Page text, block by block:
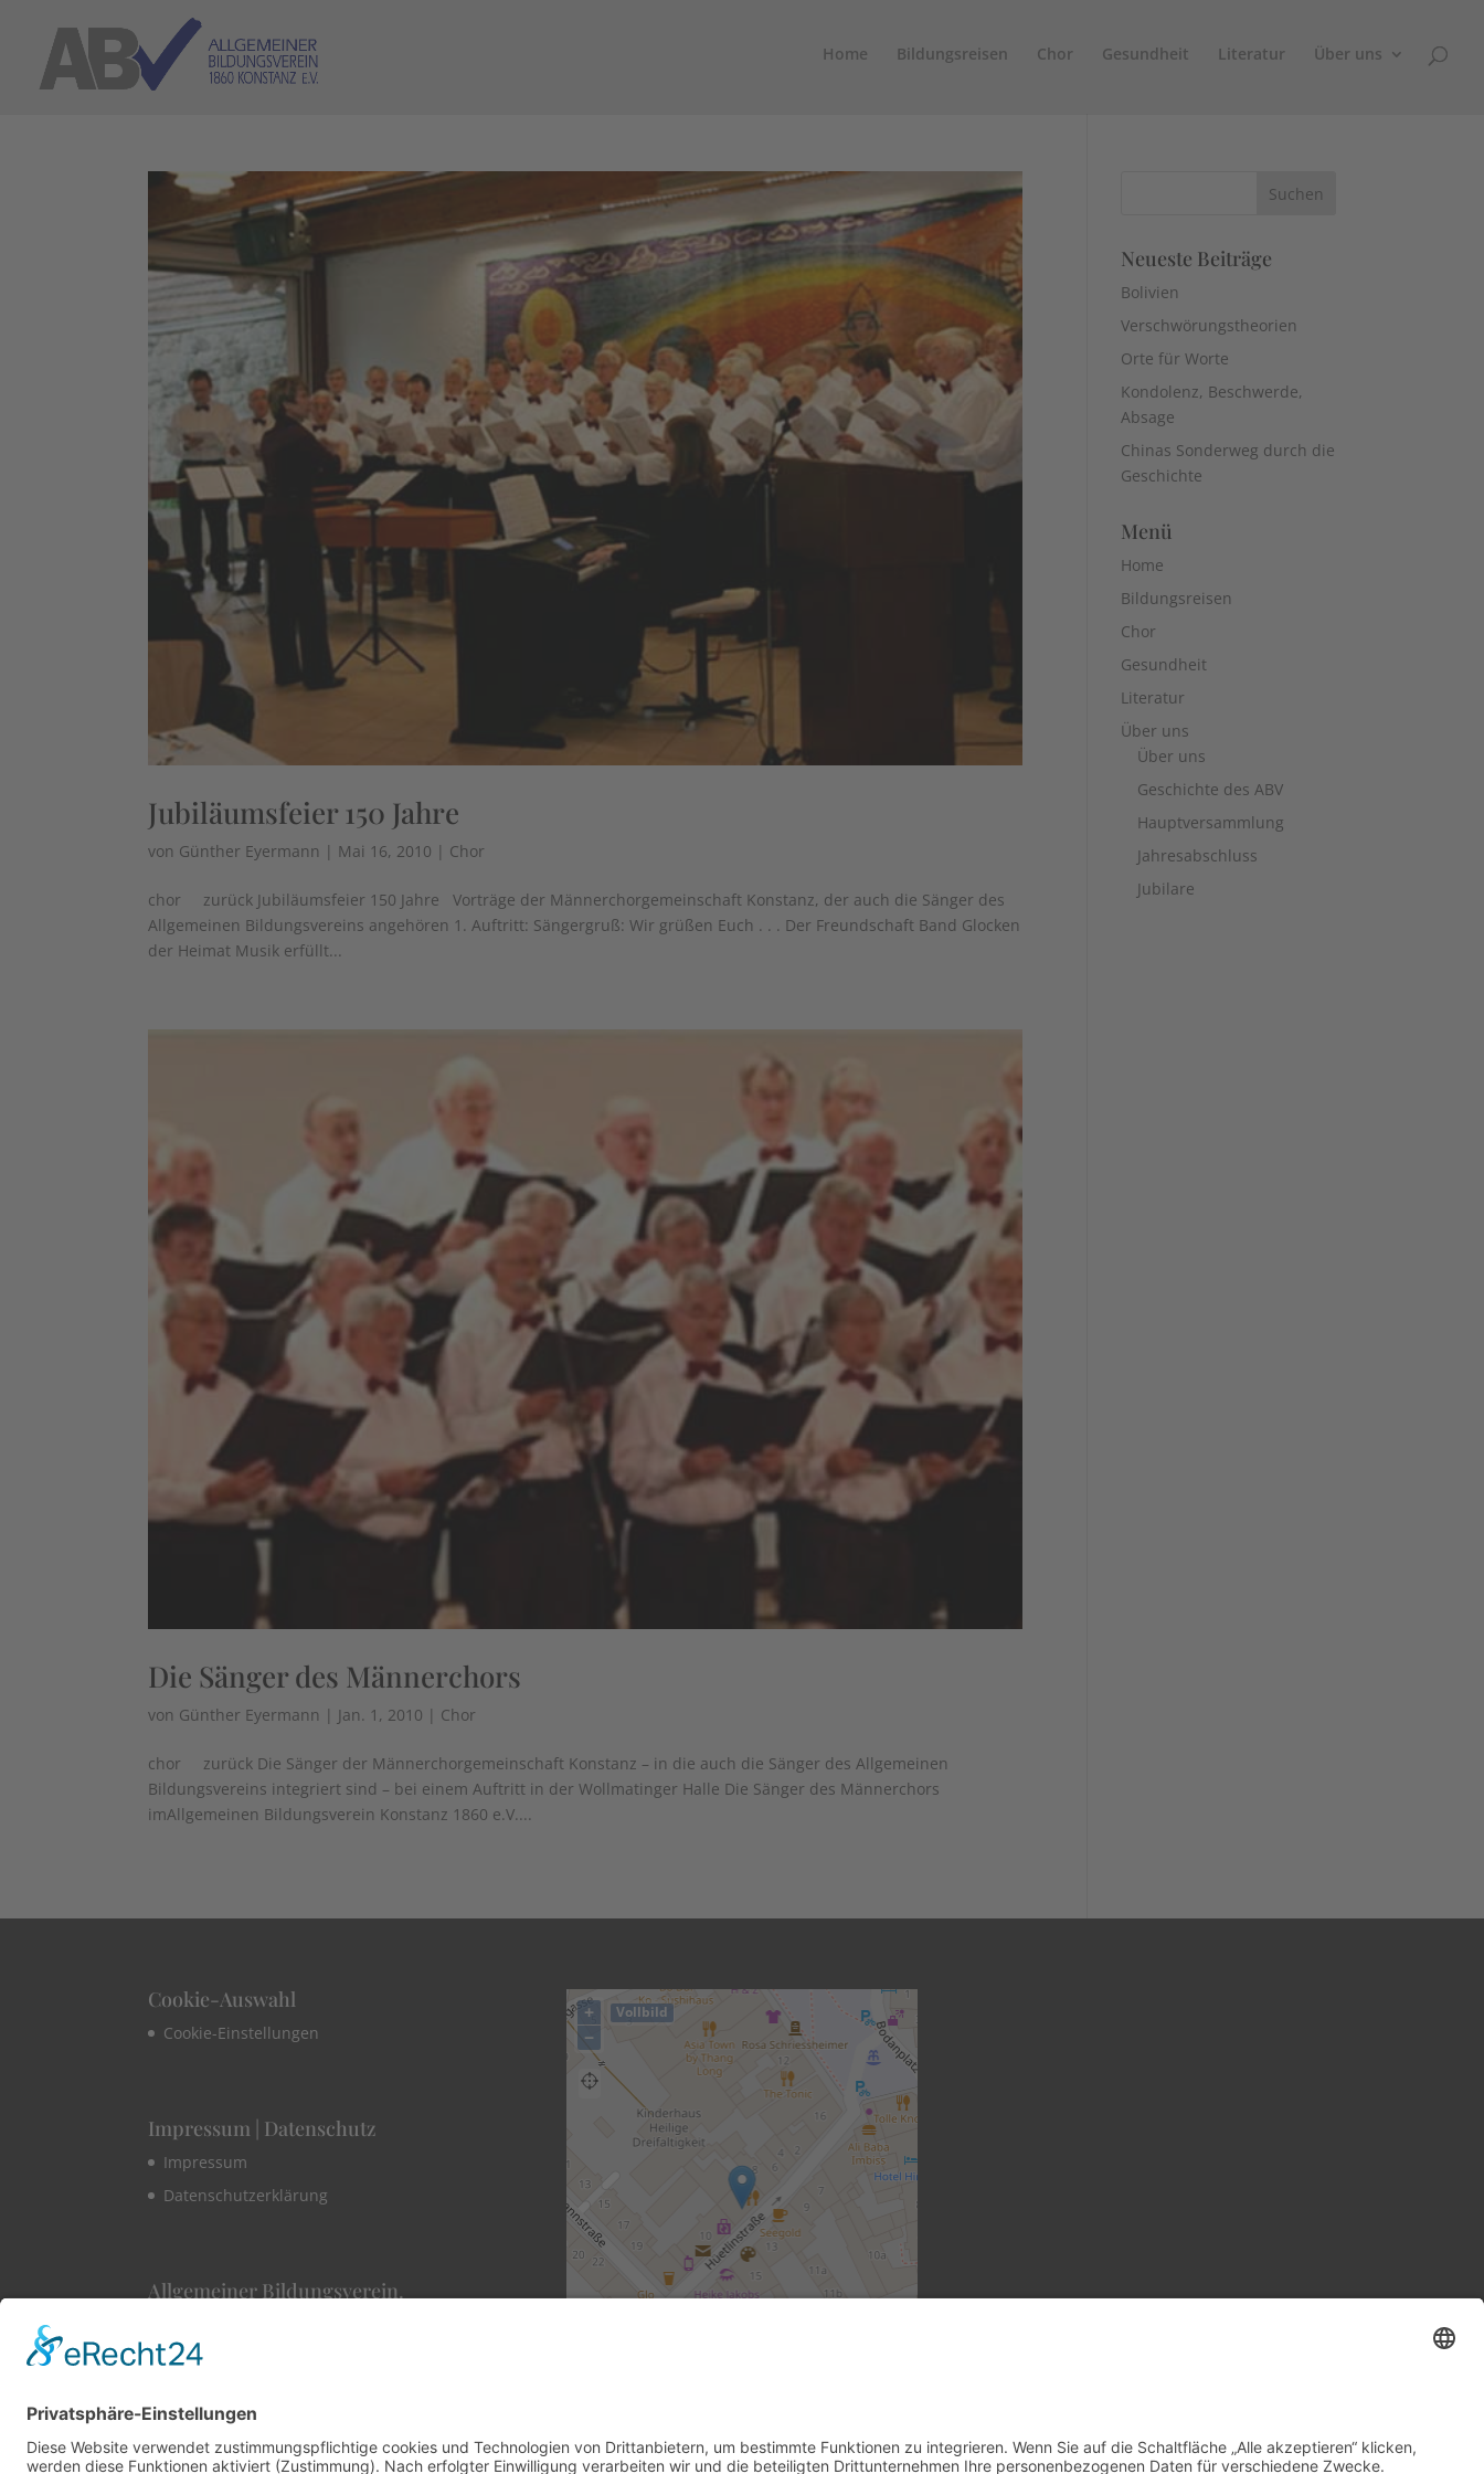
Home Bildungsreisen Chor Gesundheit Literatur Über uns
Jubiläumsfeier 150 Jahre
von Günther Eyermann | Mai 16, 2010 | Chor
chor zurück Jubiläumsfeier 150 Jahre Vorträge der Männerchorgemeinschaft Konstanz, der auch die Sänger des
Allgemeinen Bildungsvereins angehören 1. Auftritt: Sängergruß: Wir grüßen Euch . . . Der Freundschaft Band Glocken
der Heimat Musik erfüllt...
Die Sänger des Männerchors
von Günther Eyermann | Jan. 1, 2010 | Chor
chor zurück Die Sänger der Männerchorgemeinschaft Konstanz – in die auch die Sänger des Allgemeinen
Bildungsvereins integriert sind – bei einem Auftritt in der Wollmatinger Halle Die Sänger des Männerchors
imAllgemeinen Bildungsverein Konstanz 1860 e.V....
Neueste Beiträge
Bolivien
Verschwörungstheorien
Orte für Worte
Kondolenz, Beschwerde,
Absage
Chinas Sonderweg durch die
Geschichte
Menü
Home
Bildungsreisen
Chor
Gesundheit
Literatur
Über uns
Über uns
Geschichte des ABV
Hauptversammlung
Jahresabschluss
Jubilare
Cookie-Auswahl
Cookie-Einstellungen
Impressum | Datenschutz
Impressum
Datenschutzerklärung
Allgemeiner Bildungsverein.
Hüetlinstraße 8a
Telefon +49 176 24351533​
E-Mail info@abv-konstanz.de
+
−
Vollbild